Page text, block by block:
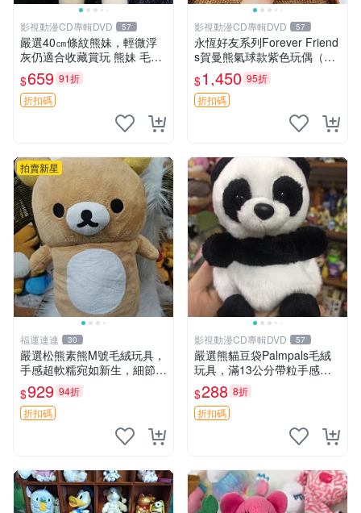
影視動漫CD專輯DVD 57
嚴選40㎝條紋熊妹，輕微浮
灰仍適合收藏賞玩 熊妹 毛絨
玩具 浮雕熊
$659 91折
折扣碼
影視動漫CD專輯DVD 57
永恆好友系列Forever Friend
s賀曼熊氣球款紫色玩偶（鼻
子稍有磨損） 中古玩具 氣球
熊 玩偶
$1,450 95折
折扣碼
拍賣新星
福運連連 30
嚴選松熊素熊M號毛絨玩具，
手感超軟糯宛如新生，細節精
緻完美無瑕，推薦送禮或珍
藏，中古狀態保養得宜。 松
熊 素熊 毛絨doll
$929 94折
折扣碼
影視動漫CD專輯DVD 57
嚴選熊貓豆袋Palmpals毛絨
玩具，滿13公分帶粒手感極
佳，電影主題周邊推薦 熊貓
Palmpals 毛絨玩具 豆袋 劇場
版周邊
$288 8折
折扣碼